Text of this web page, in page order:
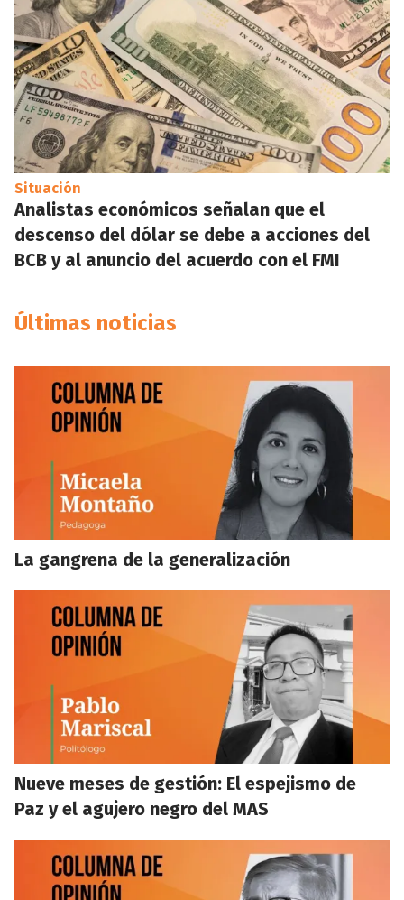
Situación
Analistas económicos señalan que el
descenso del dólar se debe a acciones del
BCB y al anuncio del acuerdo con el FMI
Últimas noticias
La gangrena de la generalización
Nueve meses de gestión: El espejismo de
Paz y el agujero negro del MAS